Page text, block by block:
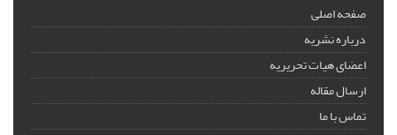
صفحه اصلی
درباره نشریه
اعضای هیات تحریریه
ارسال مقاله
تماس با ما